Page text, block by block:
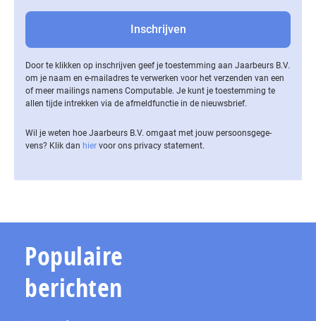
Door te klikken op inschrijven geef je toestemming aan Jaarbeurs B.V.
om je naam en e-mailadres te verwerken voor het verzenden van een
of meer mailings namens Computable. Je kunt je toestemming te
allen tijde intrekken via de af­meld­func­tie in de nieuwsbrief.
Wil je weten hoe Jaarbeurs B.V. omgaat met jouw per­soons­ge­ge­
vens? Klik dan hier voor ons privacy statement.
Populaire
berichten